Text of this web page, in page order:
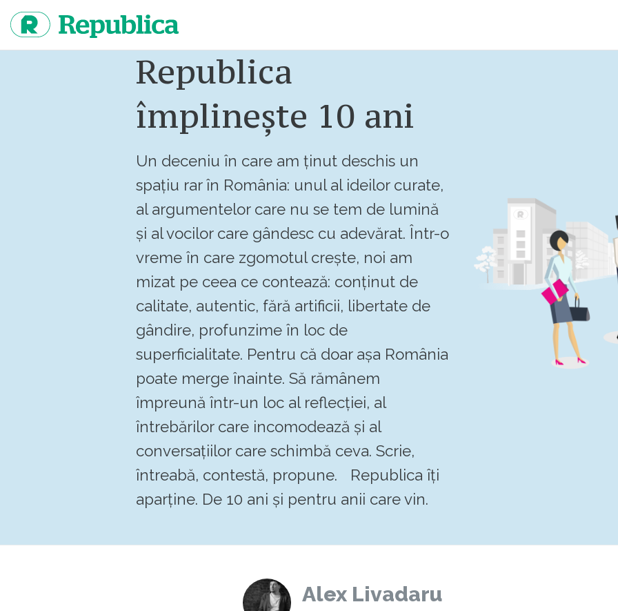
continut
Republica
împlinește 10 ani
Un deceniu în care am ținut deschis un
spațiu rar în România: unul al ideilor curate,
al argumentelor care nu se tem de lumină
și al vocilor care gândesc cu adevărat. Într-o
vreme în care zgomotul crește, noi am
mizat pe ceea ce contează: conținut de
calitate, autentic, fără artificii, libertate de
gândire, profunzime în loc de
superficialitate. Pentru că doar așa România
poate merge înainte. Să rămânem
împreună într-un loc al reflecției, al
întrebărilor care incomodează și al
conversațiilor care schimbă ceva. Scrie,
întreabă, contestă, propune. Republica îți
aparține. De 10 ani și pentru anii care vin.
Alex Livadaru